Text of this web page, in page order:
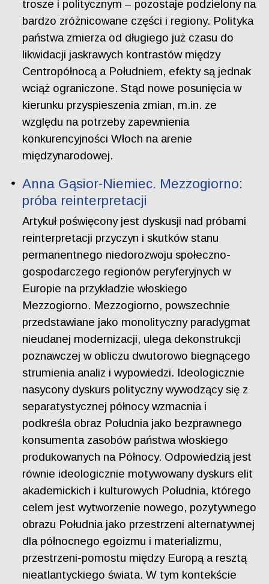
trosze i politycznym – pozostaje podzielony na
bardzo zróżnicowane części i regiony. Polityka
państwa zmierza od długiego już czasu do
likwidacji jaskrawych kontrastów między
Centropółnocą a Południem, efekty są jednak
wciąż ograniczone. Stąd nowe posunięcia w
kierunku przyspieszenia zmian, m.in. ze
względu na potrzeby zapewnienia
konkurencyjności Włoch na arenie
międzynarodowej.
Anna Gąsior-Niemiec. Mezzogiorno:
próba reinterpretacji
Artykuł poświęcony jest dyskusji nad próbami
reinterpretacji przyczyn i skutków stanu
permanentnego niedorozwoju społeczno-
gospodarczego regionów peryferyjnych w
Europie na przykładzie włoskiego
Mezzogiorno. Mezzogiorno, powszechnie
przedstawiane jako monolityczny paradygmat
nieudanej modernizacji, ulega dekonstrukcji
poznawczej w obliczu dwutorowo biegnącego
strumienia analiz i wypowiedzi. Ideologicznie
nasycony dyskurs polityczny wywodzący się z
separatystycznej północy wzmacnia i
podkreśla obraz Południa jako bezprawnego
konsumenta zasobów państwa włoskiego
produkowanych na Północy. Odpowiedzią jest
równie ideologicznie motywowany dyskurs elit
akademickich i kulturowych Południa, którego
celem jest wytworzenie nowego, pozytywnego
obrazu Południa jako przestrzeni alternatywnej
dla północnego egoizmu i materializmu,
przestrzeni-pomostu między Europą a resztą
nieatlantyckiego świata. W tym kontekście